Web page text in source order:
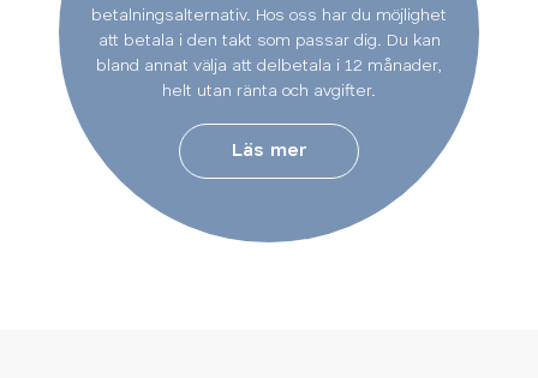
betalningsalternativ. Hos oss har du möjlighet
att betala i den takt som passar dig. Du kan
bland annat välja att delbetala i 12 månader,
helt utan ränta och avgifter.
Läs mer